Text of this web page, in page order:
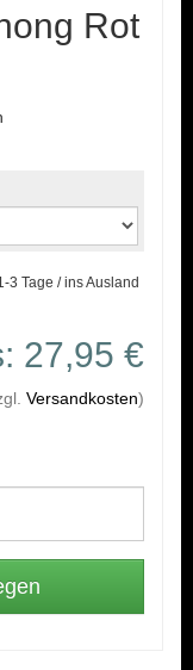
Rot
3 Tage / ins Ausland
27,95 €
Versandkosten)